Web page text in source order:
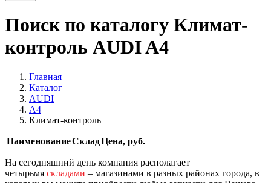
Поиск по каталогу Климат-
контроль AUDI A4
Главная
Каталог
AUDI
A4
Климат-контроль
НаименованиеСкладЦена, руб.
На сегодняшний день компания располагает
четырьмя складами – магазинами в разных районах города, в